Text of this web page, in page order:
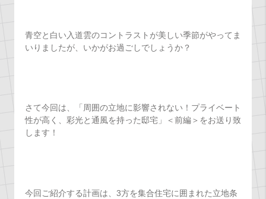
青空と白い入道雲のコントラストが美しい季節がやってま
いりましたが、いかがお過ごしでしょうか？
さて今回は、「周囲の立地に影響されない！プライベート
性が高く、彩光と通風を持った邸宅」＜前編＞をお送り致
します！
今回ご紹介する計画は、3方を集合住宅に囲まれた立地条